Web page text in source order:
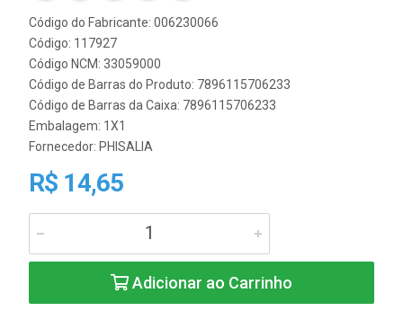
Código do Fabricante: 006230066
Código: 117927
Código NCM: 33059000
Código de Barras do Produto: 7896115706233
Código de Barras da Caixa: 7896115706233
Embalagem: 1X1
Fornecedor: PHISALIA
R$ 14,65
Adicionar ao Carrinho